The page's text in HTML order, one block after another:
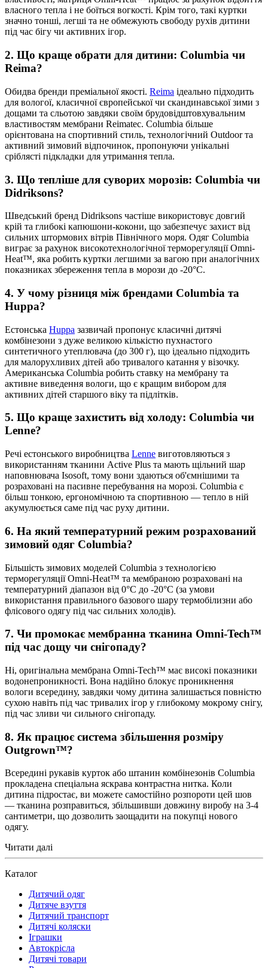
власного тепла і не боїться вогкості. Крім того, такі куртки
значно тонші, легші та не обмежують свободу рухів дитини
під час бігу чи активних ігор.
2. Що краще обрати для дитини: Columbia чи
Reima?
Обидва бренди преміальної якості. Reima ідеально підходить
для вологої, класичної європейської чи скандинавської зими з
дощами та сльотою завдяки своїм брудовідштовхувальним
властивостям мембрани Reimatec. Columbia більше
орієнтована на спортивний стиль, технологічний Outdoor та
активний зимовий відпочинок, пропонуючи унікальні
сріблясті підкладки для утримання тепла.
3. Що тепліше для суворих морозів: Columbia чи
Didriksons?
Шведський бренд Didriksons частіше використовує довгий
крій та глибокі капюшони-кокони, що забезпечує захист від
сильних штормових вітрів Північного моря. Одяг Columbia
виграє за рахунок високотехнологічної терморегуляції Omni-
Heat™, яка робить куртки легшими за вагою при аналогічних
показниках збереження тепла в морози до -20°C.
4. У чому різниця між брендами Columbia та
Huppa?
Естонська Huppa зазвичай пропонує класичні дитячі
комбінезони з дуже великою кількістю пухнастого
синтетичного утеплювача (до 300 г), що ідеально підходить
для малорухливих дітей або тривалого катання у візочку.
Американська Columbia робить ставку на мембрану та
активне виведення вологи, що є кращим вибором для
активних дітей старшого віку та підлітків.
5. Що краще захистить від холоду: Columbia чи
Lenne?
Речі естонського виробництва Lenne виготовляються з
використанням тканини Active Plus та мають щільний шар
наповнювача Isosoft, тому вони здаються об'ємнішими та
розраховані на пасивне перебування на морозі. Columbia є
більш тонкою, ергономічною та спортивною — тепло в ній
акумулюється саме під час руху дитини.
6. На який температурний режим розрахований
зимовий одяг Columbia?
Більшість зимових моделей Columbia з технологією
терморегуляції Omni-Heat™ та мембраною розраховані на
температурний діапазон від 0°C до -20°C (за умови
використання правильного базового шару термобілизни або
флісового одягу під час сильних холодів).
7. Чи промокає мембранна тканина Omni-Tech™
під час дощу чи снігопаду?
Ні, оригінальна мембрана Omni-Tech™ має високі показники
водонепроникності. Вона надійно блокує проникнення
вологи всередину, завдяки чому дитина залишається повністю
сухою навіть під час тривалих ігор у глибокому мокрому снігу,
під час зливи чи сильного снігопаду.
8. Як працює система збільшення розміру
Outgrown™?
Всередині рукавів курток або штанин комбінезонів Columbia
прокладена спеціальна яскрава контрастна нитка. Коли
дитина підростає, ви можете самостійно розпороти цей шов
— тканина розправиться, збільшивши довжину виробу на 3-4
сантиметри, що дозволить заощадити на покупці нового
одягу.
Читати далі
Каталог
Дитячий одяг
Дитяче взуття
Дитячий транспорт
Дитячі коляски
Іграшки
Автокрісла
Дитячі товари